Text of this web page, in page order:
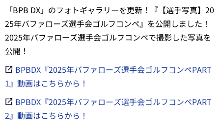
「BPB DX」のフォトギャラリーを更新！『【選手写真】20
25年バファローズ選手会ゴルフコンペ』を公開しました！
2025年バファローズ選手会ゴルフコンペで撮影した写真を
公開！
BPBDX『2025年バファローズ選手会ゴルフコンペPART
1』動画はこちらから！
BPBDX『2025年バファローズ選手会ゴルフコンペPART
2』動画はこちらから！